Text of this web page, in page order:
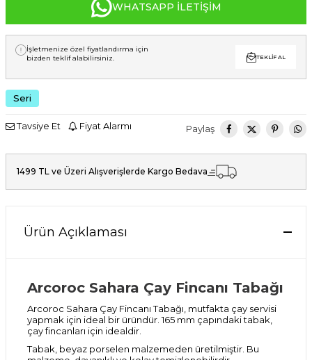
WHATSAPP İLETIŞIM
İşletmenize özel fiyatlandırma için
bizden teklif alabilirsiniz.
TEKLIF AL
Seri
Tavsiye Et Fiyat Alarmı Paylaş
1499 TL ve Üzeri Alışverişlerde Kargo Bedava
Ürün Açıklaması
Arcoroc Sahara Çay Fincanı Tabağı
Arcoroc Sahara Çay Fincanı Tabağı, mutfakta çay servisi
yapmak için ideal bir üründür. 165 mm çapındaki tabak,
çay fincanları için idealdir.
Tabak, beyaz porselen malzemeden üretilmiştir. Bu